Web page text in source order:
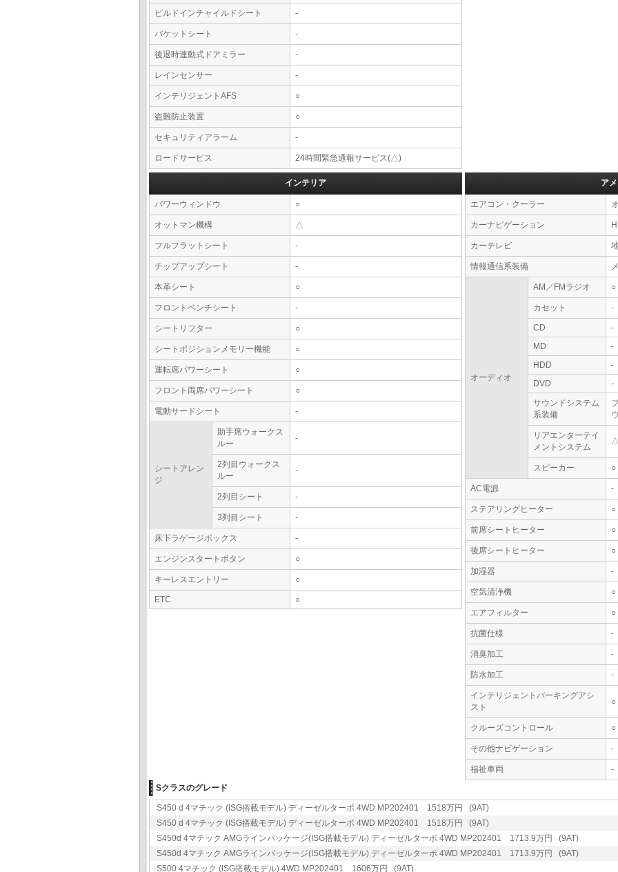
ビルドインチャイルドシート -
バケットシート -
後退時連動式ドアミラー -
レインセンサー -
インテリジェントAFS ○
盗難防止装置 ○
セキュリティアラーム -
ロードサービス 24時間緊急通報サービス(△)
インテリア
パワーウィンドウ ○
オットマン機構 △
フルフラットシート -
チップアップシート -
本革シート ○
フロントベンチシート -
シートリフター ○
シートポジションメモリー機能 ○
運転席パワーシート ○
フロント両席パワーシート ○
電動サードシート -
シートアレン
ジ
助手席ウォークス
ルー
-
2列目ウォークス
ルー
-
2列目シート -
3列目シート -
床下ラゲージボックス -
エンジンスタートボタン ○
キーレスエントリー ○
ETC ○
ア
エアコン・クーラー
カーナビゲーション
カーテレビ
情報通信系装備
オーディオ
AM／FMラジオ ○
カセット -
CD
-
MD
-
HDD
-
DVD
-
サウンドシステム
系装備
リアエンターテイ
メントシステム
スピーカー ○
AC電源 -
ステアリングヒーター ○
前席シートヒーター ○
後席シートヒーター ○
加湿器 -
空気清浄機 ○
エアフィルター ○
抗菌仕様 -
消臭加工 -
防水加工 -
インテリジェントパーキングアシ
スト
○
クルーズコントロール ○
その他ナビゲーション -
福祉車両
-
Sクラスのグレード
S450 d 4マチック (ISG搭載モデル) ディーゼルターボ 4WD MP202401 1518万円 (9AT)
S450 d 4マチック (ISG搭載モデル) ディーゼルターボ 4WD MP202401 1518万円 (9AT)
S450d 4マチック AMGラインパッケージ(ISG搭載モデル) ディーゼルターボ 4WD MP202401 1713.9万円 (9AT)
S450d 4マチック AMGラインパッケージ(ISG搭載モデル) ディーゼルターボ 4WD MP202401 1713.9万円 (9AT)
S500 4マチック (ISG搭載モデル) 4WD MP202401 1606万円 (9AT)